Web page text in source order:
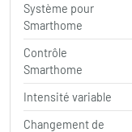
Système pour
Smarthome
Contrôle
Smarthome
Intensité variable
Changement de